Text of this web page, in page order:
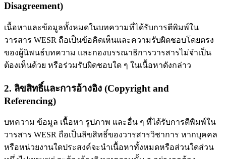
Disagreement)
เนื้อหาและข้อมูลทั้งหมดในบทความที่ได้รับการตีพิมพ์ใน
วารสาร WESR ถือเป็นข้อคิดเห็นและความรับผิดชอบโดยตรง
ของผู้นิพนธ์บทความ และกองบรรณาธิการวารสารไม่จำเป็น
ต้องเห็นด้วย หรือร่วมรับผิดชอบใด ๆ ในเนื้อหาดังกล่าว
2. ลิขสิทธิ์และการอ้างอิง (Copyright and
Referencing)
บทความ ข้อมูล เนื้อหา รูปภาพ และอื่น ๆ ที่ได้รับการตีพิมพ์ใน
วารสาร WESR ถือเป็นลิขสิทธิ์ของวารสารวิชาการ หากบุคคล
หรือหน่วยงานใดประสงค์จะนำเนื้อหาทั้งหมดหรือส่วนใดส่วน